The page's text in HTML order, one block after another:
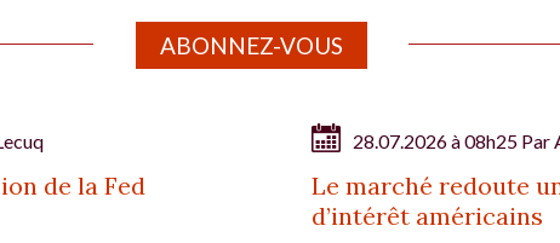
ABONNEZ-VOUS
de la Fed
28.07.2026 à 08h25 Par
Le marché redoute
d’intérêt américains